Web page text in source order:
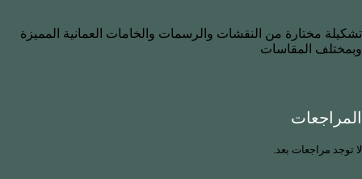
تشكيلة مختارة من النقشات والرسمات والخامات العمانية المميزة
وبمختلف المقاسات
المراجعات
لا توجد مراجعات بعد.